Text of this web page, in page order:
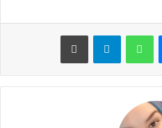
ماسنجر واتساب تيلقرام طباعة